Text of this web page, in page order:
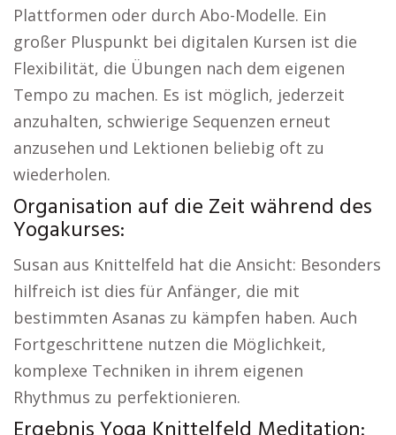
Plattformen oder durch Abo-Modelle. Ein
großer Pluspunkt bei digitalen Kursen ist die
Flexibilität, die Übungen nach dem eigenen
Tempo zu machen. Es ist möglich, jederzeit
anzuhalten, schwierige Sequenzen erneut
anzusehen und Lektionen beliebig oft zu
wiederholen.
Organisation auf die Zeit während des
Yogakurses:
Susan aus Knittelfeld hat die Ansicht: Besonders
hilfreich ist dies für Anfänger, die mit
bestimmten Asanas zu kämpfen haben. Auch
Fortgeschrittene nutzen die Möglichkeit,
komplexe Techniken in ihrem eigenen
Rhythmus zu perfektionieren.